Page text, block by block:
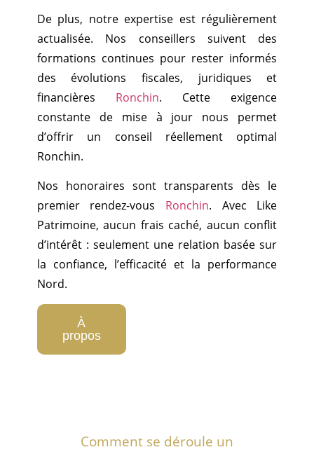
De plus, notre expertise est régulièrement
actualisée. Nos conseillers suivent des
formations continues pour rester informés
des évolutions fiscales, juridiques et
financières Ronchin. Cette exigence
constante de mise à jour nous permet
d’offrir un conseil réellement optimal
Ronchin.
Nos honoraires sont transparents dès le
premier rendez-vous Ronchin. Avec Like
Patrimoine, aucun frais caché, aucun conflit
d’intérêt : seulement une relation basée sur
la confiance, l’efficacité et la performance
Nord.
À
propos
Comment se déroule un